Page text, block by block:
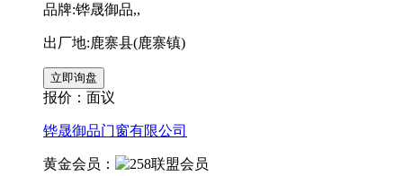
品牌:铧晟御品,,
出厂地:鹿寨县(鹿寨镇)
报价： 面议
铧晟御品门窗有限公司
黄金会员：